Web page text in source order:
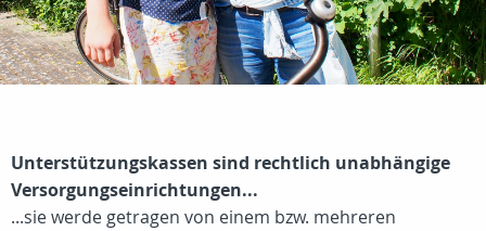
Unterstützungskassen sind rechtlich unabhängige
Versorgungseinrichtungen...
...sie werde getragen von einem bzw. mehreren